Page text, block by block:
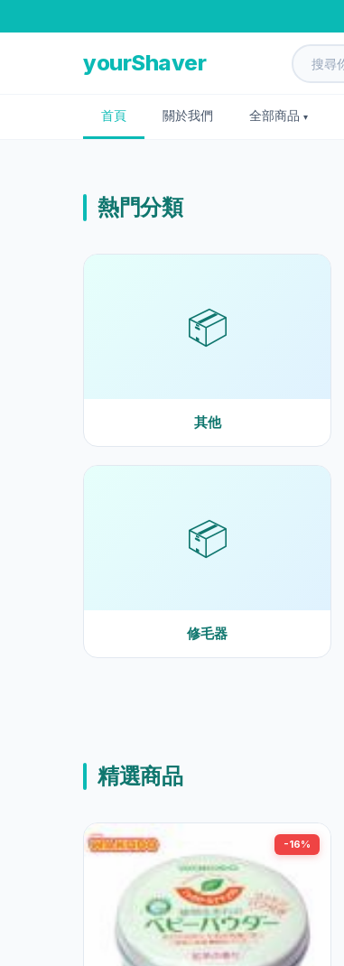
yourShaver
首頁 關於我們 全部商品
熱門分類
📦
其他
📦
修毛器
精選商品
-16%